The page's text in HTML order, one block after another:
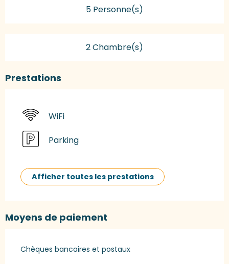
5 Personne(s)
2 Chambre(s)
Prestations
WiFi
Parking
Afficher toutes les prestations
Moyens de paiement
Chèques bancaires et postaux